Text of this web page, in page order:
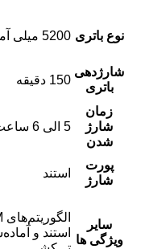
نوع باتری 5200 میلی آمپر, لیتیومی
شارژدهی
باتری
150 دقیقه
زمان
شارژ
شدن
5 الی 6 ساعت
پورت
شارژ
استند
سایر
ویژگی ها
استند و